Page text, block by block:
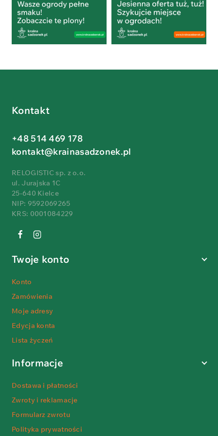
Kontakt
+48 514 469 178
kontakt@krainasadzonek.pl
RELOGISTIC sp. z o.o.
ul. Jurajska 1C
25-640 Kielce
NIP: 9592069265
KRS: 0001084229
Twoje konto
Konto
Zamówienia
Moje adresy
Edycja konta
Lista życzeń
Informacje
Dostawa i płatności
Zwroty i reklamacje
Formularz zwrotu
Polityka prywatności